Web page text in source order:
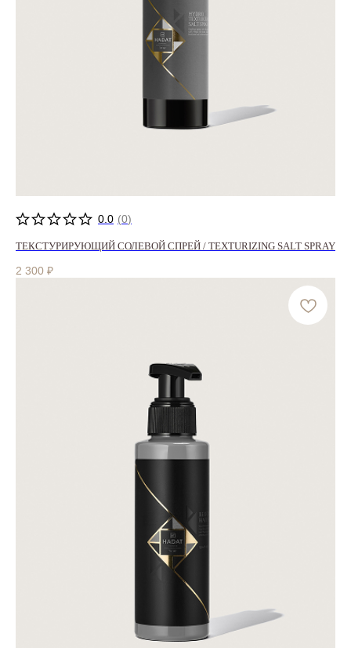
0.0 (0)
ТЕКСТУРИРУЮЩИЙ СОЛЕВОЙ СПРЕЙ / TEXTURIZING SALT SPRAY
2 300 ₽